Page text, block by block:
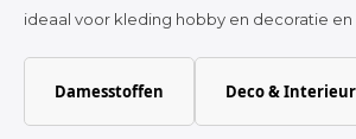
Katoen
ideaal voor kleding hobby en decoratie
Damesstoffen Deco &